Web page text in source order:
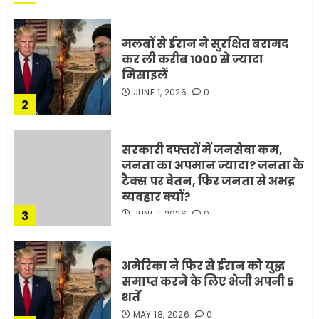
2
मलबों से ईरान ने सुरक्षित बरामद
कर ली करीब 1000 से ज्यादा
मिसाइलें
JUNE 1, 2026 0
3
सरकारी दफ्तरों में जनसेवा कम,
जनता का अपमान ज्यादा? जनता के
टैक्स पर वेतन, फिर जनता से अभद्र
व्यवहार क्यों?
JUNE 1, 2026 0
अमेरिका ने फिर से ईरान को युद्ध
समाप्त करने के लिए भेजी अपनी 5
शर्तें
MAY 18, 2026 0